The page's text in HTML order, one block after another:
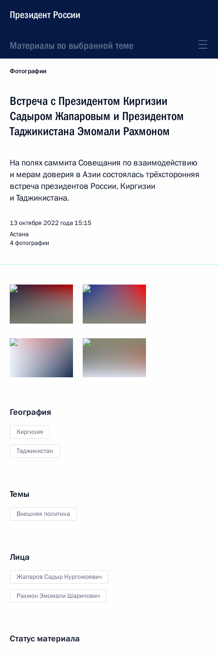
Президент России
Материалы по выбранной теме
Фотографии
Встреча с Президентом Киргизии
Садыром Жапаровым и Президентом
Таджикистана Эмомали Рахмоном
На полях саммита Совещания по взаимодействию
и мерам доверия в Азии состоялась трёхсторонняя
встреча президентов России, Киргизии
и Таджикистана.
13 октября 2022 года 15:15
Астана
4 фотографии
География
Киргизия
Таджикистан
Темы
Внешняя политика
Лица
Жапаров Садыр Нургожоевич
Рахмон Эмомали Шарипович
Статус материала